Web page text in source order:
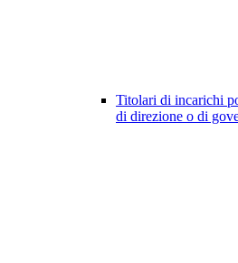
Titolari di incarichi
di direzione o di